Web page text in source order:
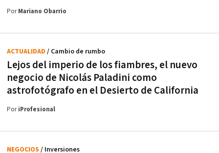
PorMariano Obarrio
Lejos del imperio de los fiambres, el nuevo
negocio de Nicolás Paladini como
astrofotógrafo en el Desierto de California
ACTUALIDAD / Cambio de rumbo
PoriProfesional
NEGOCIOS / Inversiones